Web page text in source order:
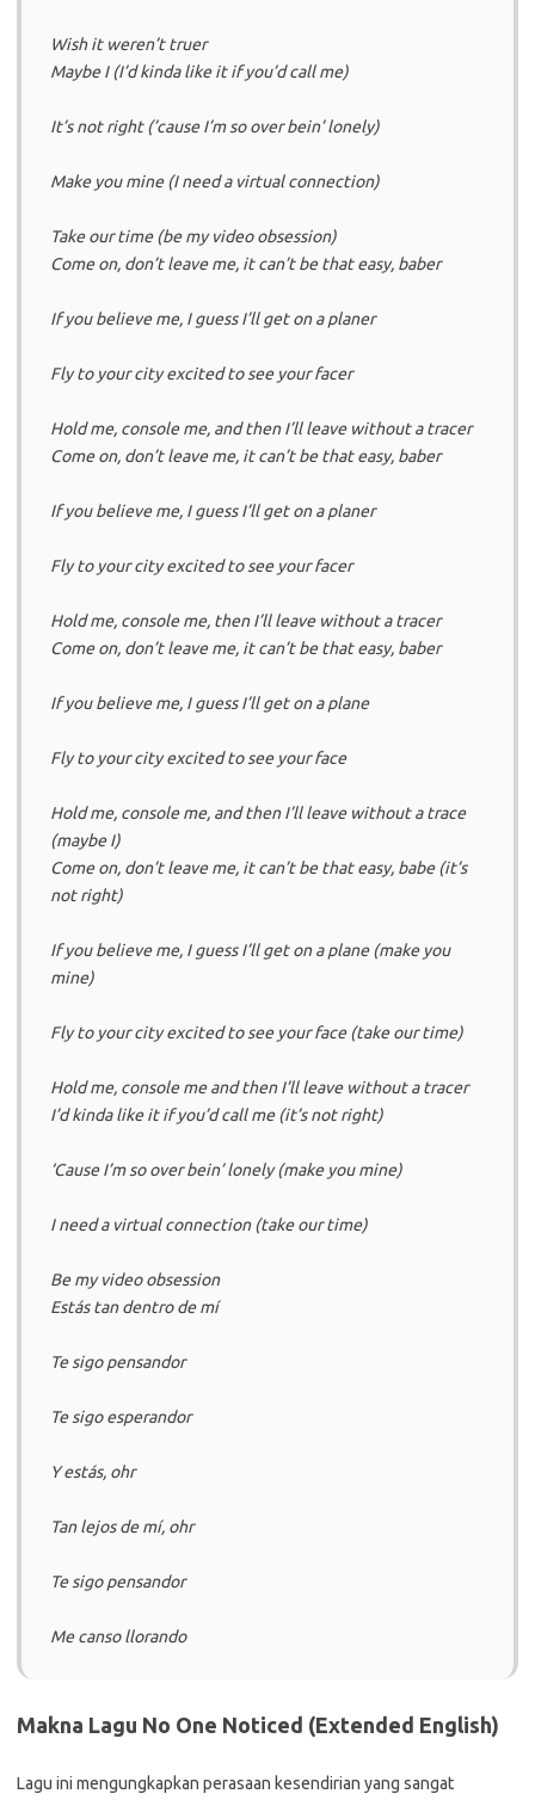
Wish it weren’t truer
Maybe I (I’d kinda like it if you’d call me)
It’s not right (’cause I’m so over bein’ lonely)
Make you mine (I need a virtual connection)
Take our time (be my video obsession)
Come on, don’t leave me, it can’t be that easy, baber
If you believe me, I guess I’ll get on a planer
Fly to your city excited to see your facer
Hold me, console me, and then I’ll leave without a tracer
Come on, don’t leave me, it can’t be that easy, baber
If you believe me, I guess I’ll get on a planer
Fly to your city excited to see your facer
Hold me, console me, then I’ll leave without a tracer
Come on, don’t leave me, it can’t be that easy, baber
If you believe me, I guess I’ll get on a plane
Fly to your city excited to see your face
Hold me, console me, and then I’ll leave without a trace
(maybe I)
Come on, don’t leave me, it can’t be that easy, babe (it’s
not right)
If you believe me, I guess I’ll get on a plane (make you
mine)
Fly to your city excited to see your face (take our time)
Hold me, console me and then I’ll leave without a tracer
I’d kinda like it if you’d call me (it’s not right)
‘Cause I’m so over bein’ lonely (make you mine)
I need a virtual connection (take our time)
Be my video obsession
Estás tan dentro de mí
Te sigo pensandor
Te sigo esperandor
Y estás, ohr
Tan lejos de mí, ohr
Te sigo pensandor
Me canso llorando
Makna Lagu No One Noticed (Extended English)
Lagu ini mengungkapkan perasaan kesendirian yang sangat